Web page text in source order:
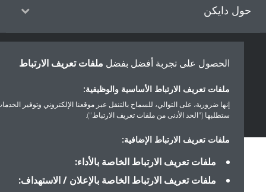
دايكن
إشعار قانوني إشعار ملف تعريف الارتباط
سياسة خصوصية البيانات
الحصول على تجربة أفضل بفضلملفات تعريف الارتباط
ملفات تعريف الارتباط الأساسية والوظيفية:
إنها ضرورية، على التوالي، للسماح بالتنقل عبر موقعنا الإلكتروني وتوفير الخدمات التي
ستطلبها ("الحد الأدنى من ملفات تعريف الارتباط").
ملفات تعريف الارتباط الإضافية:
ملفات تعريف الارتباط الخاصة بالأداء:
ملفات تعريف الارتباط الخاصة بالإعلان / الاستهداف: